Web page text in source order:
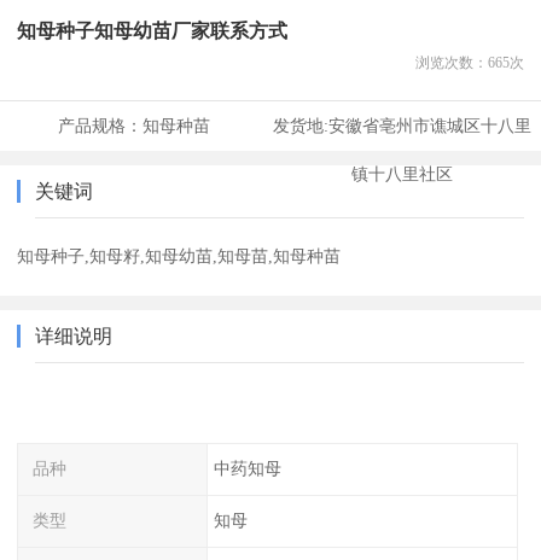
知母种子知母幼苗厂家联系方式
浏览次数： 665次
产品规格： 知母种苗 发货地:安徽省亳州市谯城区十八里
镇十八里社区
关键词
知母种子,知母籽,知母幼苗,知母苗,知母种苗
详细说明
品种 中药知母
类型 知母